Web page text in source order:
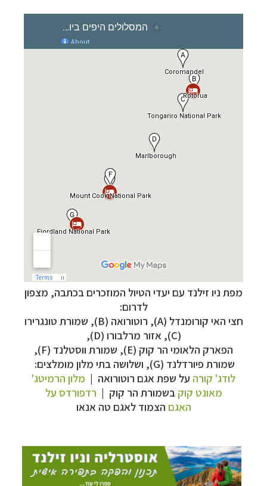
מפת ניו זילנד עם יעדי הטיול המוזכרים בכתבה, מצפון
לדרום:
חצי האי קורומנדל (A), רוטורואה (B), שמורת טונגרירו
(
C
), אזור מרלבורו (D
),
הפארק הלאומי הר קוק (E), שמורת ווסטלנד (F
),
שמורת פיורדלנד (G), ושלושה בתי מלון מומלצים:
לודג' קורה על שפת אגם רוטורואה | מלון הרמיטג'
מאונט קוק בשמורת הר קוק | רדפורדס על
האגם הצמוד לאגם טה אנאו
טיולים לאוסטרליה וניו זילנד
לחצו לפרטים »
תכנון טיולים למזרח הרחוקלחצו לרשימת היעדים »
תכנון
טיולים לפולינזיה הצרפתית